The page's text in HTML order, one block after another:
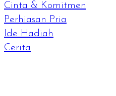
Cinta & Komitmen
Perhiasan Pria
Ide Hadiah
Cerita